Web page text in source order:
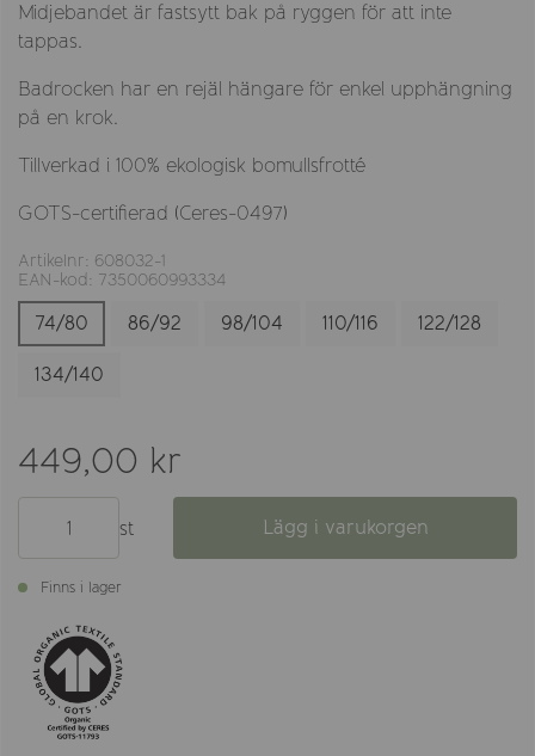
Midjebandet är fastsytt bak på ryggen för att inte
tappas.
Badrocken har en rejäl hängare för enkel upphängning
på en krok.
Tillverkad i 100% ekologisk bomullsfrotté
GOTS-certifierad (Ceres-0497)
Artikelnr: 608032-1
EAN-kod: 7350060993334
74/80 86/92 98/104 110/116 122/128
134/140
449,00 kr
st Lägg i varukorgen
Finns i lager